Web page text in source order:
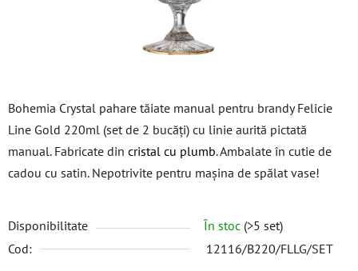
Bohemia Crystal pahare tăiate manual pentru brandy Felicie
Line Gold 220ml (set de 2 bucăți) cu linie aurită pictată
manual. Fabricate din cristal cu plumb. Ambalate în cutie de
cadou cu satin. Nepotrivite pentru mașina de spălat vase!
Disponibilitate În stoc (>5 set)
Cod:
12116/B220/FLLG/SET